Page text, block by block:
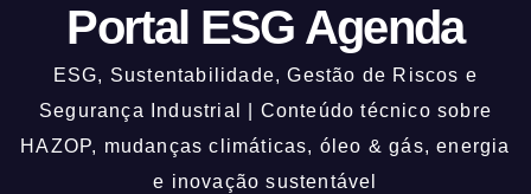
Portal ESG Agenda
ESG, Sustentabilidade, Gestão de Riscos e
Segurança Industrial | Conteúdo técnico sobre
HAZOP, mudanças climáticas, óleo & gás, energia
e inovação sustentável